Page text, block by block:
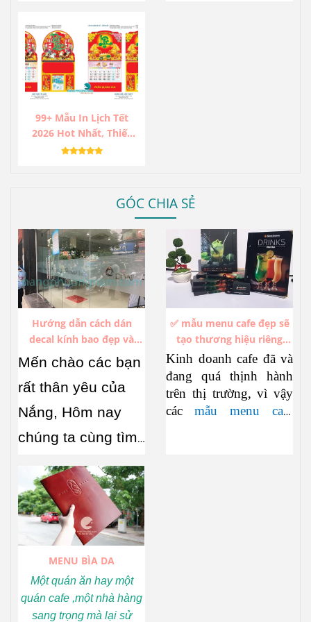
99+ Mẫu In Lịch Tết
2026 Hot Nhất, Thiết
Kế Độc Lạ, Sang Trọng,
GÓC CHIA SẺ
Hướng dẫn cách dán
decal kính bao đẹp và
không bị bóng khí
Mến chào các bạn
rất thân yêu của
Nắng, Hôm nay
chúng ta cùng tìm
hiểu vềcách dán
decal kínhsao
cho vừa đẹp, vừa
nhanh, lại không bị
bong bóng, nhăn,
lệch …Nếu xem
xong mà bạn chưa
✅ mẫu menu cafe đẹp sẽ
tạo thương hiệu riêng
trong hàng ngàn thương
hiệu cafe đang thịnh hành
Kinh doanh cafe đã và
đang quá thịnh hành
trên thị trường, vì vậy
các mẫu menu cafe
MENU BÌA DA
Một quán ăn hay một
quán cafe ,một nhà hàng
sang trọng mà lại sử